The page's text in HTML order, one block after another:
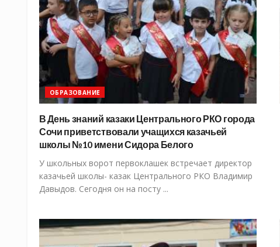
ОБРАЗОВАНИЕ
В День знаний казаки Центрального РКО города
Сочи приветствовали учащихся казачьей
школы №10 имени Сидора Белого
У школьных ворот первоклашек встречает директор
казачьей школы- казак Центрального РКО Владимир
Давыдов. Сегодня он на посту ...